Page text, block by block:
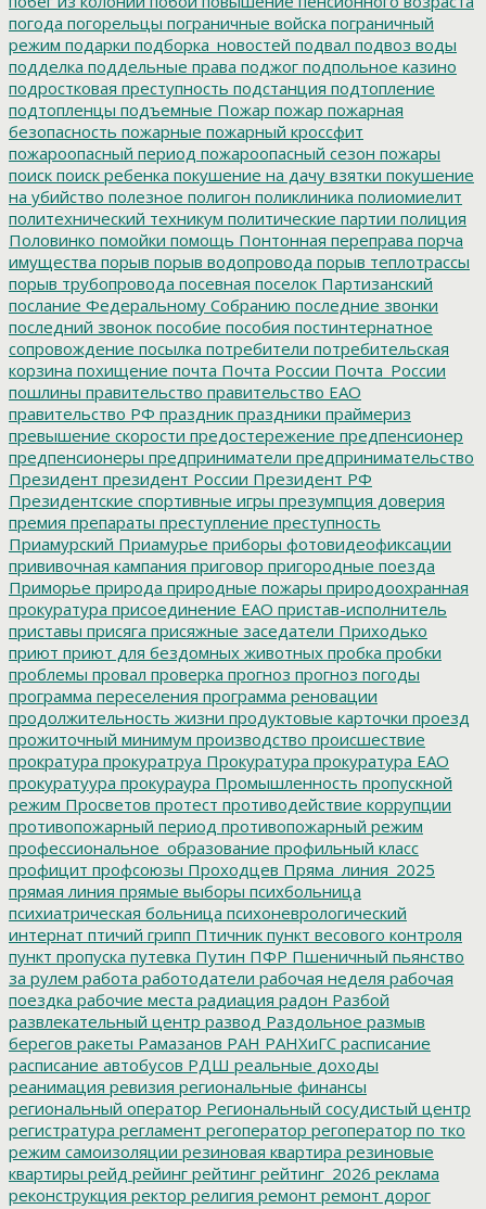
погода погорельцы пограничные войска пограничный
режим подарки подборка_новостей подвал подвоз воды
подделка поддельные права поджог подпольное казино
подростковая преступность подстанция подтопление
подтопленцы подъемные Пожар пожар пожарная
безопасность пожарные пожарный кроссфит
пожароопасный период пожароопасный сезон пожары
поиск поиск ребенка покушение на дачу взятки покушение
на убийство полезное полигон поликлиника полиомиелит
политехнический техникум политические партии полиция
Половинко помойки помощь Понтонная переправа порча
имущества порыв порыв водопровода порыв теплотрассы
порыв трубопровода посевная поселок Партизанский
послание Федеральному Собранию последние звонки
последний звонок пособие пособия постинтернатное
сопровождение посылка потребители потребительская
корзина похищение почта Почта России Почта_России
пошлины правительство правительство ЕАО
правительство РФ праздник праздники праймериз
превышение скорости предостережение предпенсионер
предпенсионеры предприниматели предпринимательство
Президент президент России Президент РФ
Президентские спортивные игры презумпция доверия
премия препараты преступление преступность
Приамурский Приамурье приборы фотовидеофиксации
прививочная кампания приговор пригородные поезда
Приморье природа природные пожары природоохранная
прокуратура присоединение ЕАО пристав-исполнитель
приставы присяга присяжные заседатели Приходько
приют приют для бездомных животных пробка пробки
проблемы провал проверка прогноз прогноз погоды
программа переселения программа реновации
продолжительность жизни продуктовые карточки проезд
прожиточный минимум производство происшествие
прократура прокуратруа Прокуратура прокуратура ЕАО
прокуратуура прокураура Промышленность пропускной
режим Просветов протест противодействие коррупции
противопожарный период противопожарный режим
профессиональное_образование профильный класс
профицит профсоюзы Проходцев Пряма_линия_2025
прямая линия прямые выборы психбольница
психиатрическая больница психоневрологический
интернат птичий грипп Птичник пункт весового контроля
пункт пропуска путевка Путин ПФР Пшеничный пьянство
за рулем работа работодатели рабочая неделя рабочая
поездка рабочие места радиация радон Разбой
развлекательный центр развод Раздольное размыв
берегов ракеты Рамазанов РАН РАНХиГС расписание
расписание автобусов РДШ реальные доходы
реанимация ревизия региональные финансы
региональный оператор Региональный сосудистый центр
регистратура регламент регоператор регоператор по тко
режим самоизоляции резиновая квартира резиновые
квартиры рейд рейинг рейтинг рейтинг_2026 реклама
реконструкция ректор религия ремонт ремонт дорог